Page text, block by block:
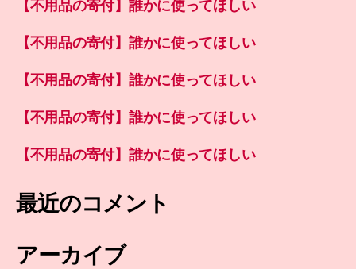
【不用品の寄付】誰かに使ってほしい
【不用品の寄付】誰かに使ってほしい
【不用品の寄付】誰かに使ってほしい
【不用品の寄付】誰かに使ってほしい
【不用品の寄付】誰かに使ってほしい
最近のコメント
アーカイブ